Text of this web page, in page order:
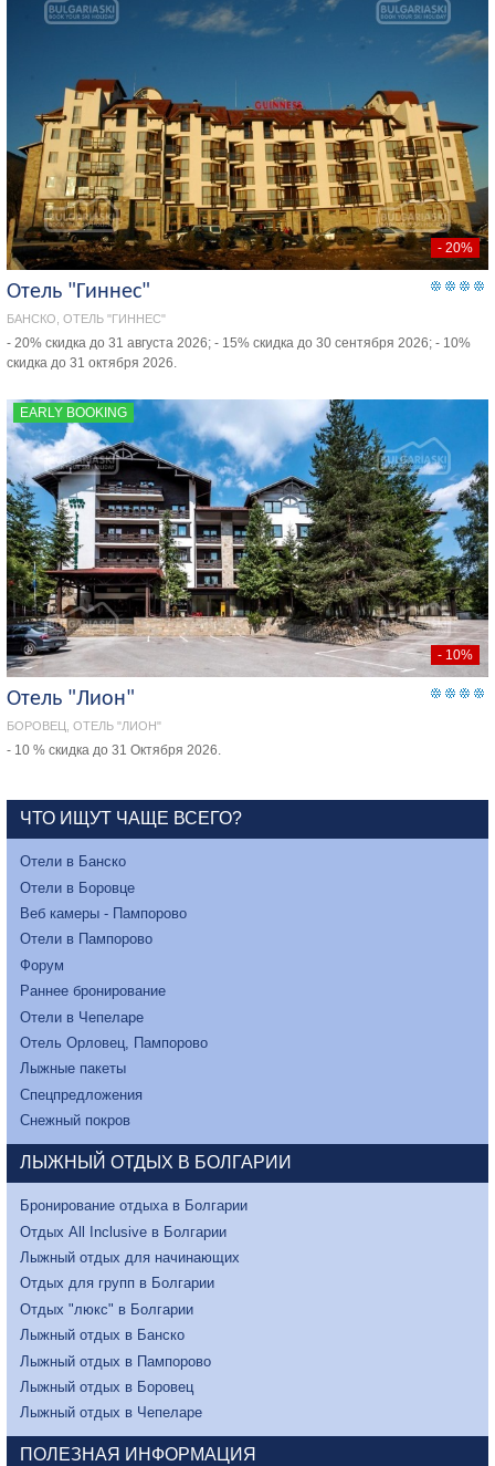
- 20%
Отель "Гиннес"
БАНСКО, ОТЕЛЬ "ГИННЕС"
- 20% скидка до 31 августа 2026; - 15% скидка до 30 сентября 2026; - 10%
скидка до 31 октября 2026.
EARLY BOOKING
- 10%
Отель "Лион"
БОРОВЕЦ, ОТЕЛЬ "ЛИОН"
- 10 % скидка до 31 Октября 2026.
ЧТО ИЩУТ ЧАЩЕ ВСЕГО?
Отели в Банско
Отели в Боровце
Веб камеры - Пампорово
Отели в Пампорово
Форум
Раннее бронирование
Отели в Чепеларе
Отель Орловец, Пампорово
Лыжные пакеты
Спецпредложения
Снежный покров
ЛЫЖНЫЙ ОТДЫХ В БОЛГАРИИ
Бронирование отдыха в Болгарии
Отдых All Inclusive в Болгарии
Лыжный отдых для начинающих
Отдых для групп в Болгарии
Отдых "люкс" в Болгарии
Лыжный отдых в Банско
Лыжный отдых в Пампорово
Лыжный отдых в Боровец
Лыжный отдых в Чепеларе
ПОЛЕЗНАЯ ИНФОРМАЦИЯ